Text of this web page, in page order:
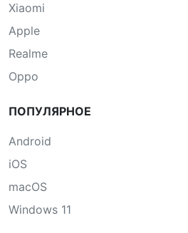
Xiaomi
Apple
Realme
Oppo
ПОПУЛЯРНОЕ
Android
iOS
macOS
Windows 11